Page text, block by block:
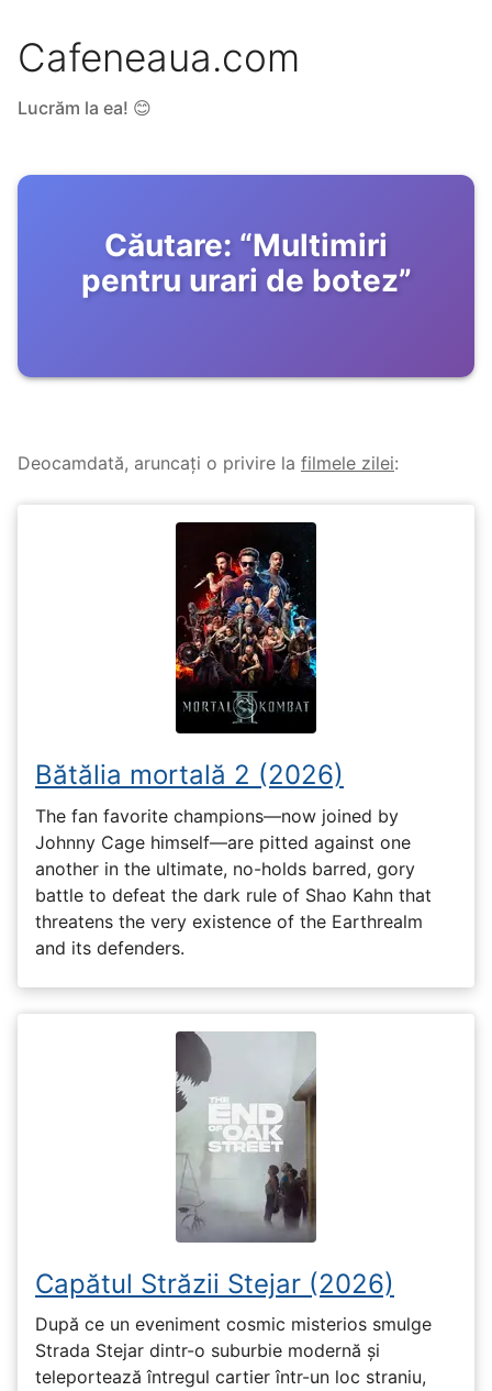
Cafeneaua.com
Lucrăm la ea! 😊
Căutare: “Multimiri
pentru urari de botez”
Deocamdată, aruncați o privire la filmele zilei:
Bătălia mortală 2 (2026)
The fan favorite champions—now joined by
Johnny Cage himself—are pitted against one
another in the ultimate, no-holds barred, gory
battle to defeat the dark rule of Shao Kahn that
threatens the very existence of the Earthrealm
and its defenders.
Capătul Străzii Stejar (2026)
După ce un eveniment cosmic misterios smulge
Strada Stejar dintr-o suburbie modernă și
teleportează întregul cartier într-un loc straniu,